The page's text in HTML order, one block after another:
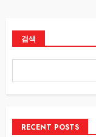
검색
RECENT POSTS